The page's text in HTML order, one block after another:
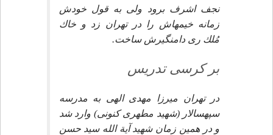
نجف اشرف برود ولى به قول خودش
زمانه خيمه‏اش را در تهران زد و خاك
مُلك رى دامنگيرش ساخت.
بر كرسى تدريس‏
در تهران ميرزا مهدى الهى به مدرسه
سپهسالار (شهيد مطهرى كنونى) وارد شد
و در همين زمان شهيد آية الله سيد حسن